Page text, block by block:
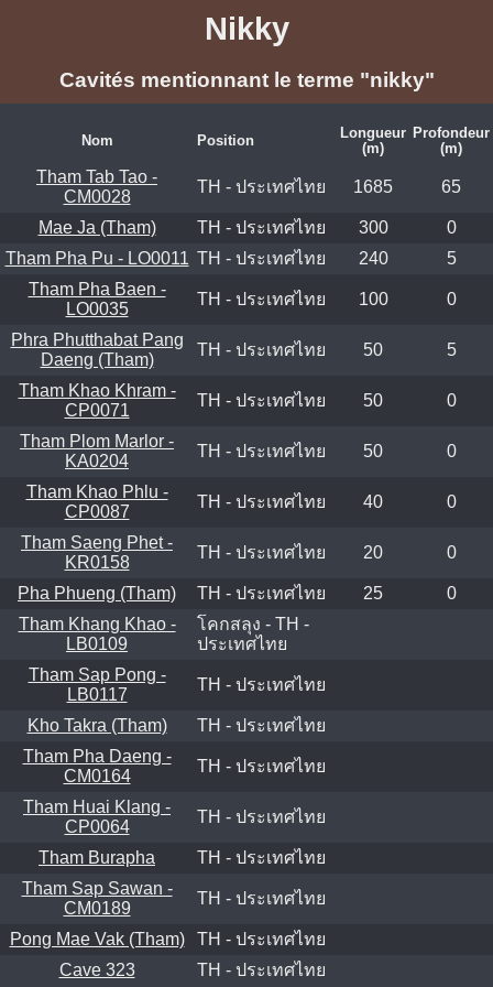
Nikky
Cavités mentionnant le terme "nikky"
Nom Position
Longueur
(m)
Profondeur
(m)
Tham Tab Tao -
CM0028
TH - ประเทศไทย 1685 65
Mae Ja (Tham) TH - ประเทศไทย 300
0
Tham Pha Pu - LO0011 TH - ประเทศไทย 240
5
Tham Pha Baen -
LO0035
TH - ประเทศไทย 100 0
Phra Phutthabat Pang
Daeng (Tham)
TH - ประเทศไทย 50 5
Tham Khao Khram -
CP0071
TH - ประเทศไทย 50 0
Tham Plom Marlor -
KA0204
TH - ประเทศไทย 50 0
Tham Khao Phlu -
CP0087
TH - ประเทศไทย 40 0
Tham Saeng Phet -
KR0158
TH - ประเทศไทย 20 0
Pha Phueng (Tham) TH - ประเทศไทย 25
0
Tham Khang Khao -
LB0109
โคกสลุง - TH -
ประเทศไทย
Tham Sap Pong -
LB0117
TH - ประเทศไทย
Kho Takra (Tham)
TH - ประเทศไทย
Tham Pha Daeng -
CM0164
TH - ประเทศไทย
Tham Huai Klang -
CP0064
TH - ประเทศไทย
Tham Burapha
TH - ประเทศไทย
Tham Sap Sawan -
CM0189
TH - ประเทศไทย
Pong Mae Vak (Tham)
TH - ประเทศไทย
Cave 323
TH - ประเทศไทย